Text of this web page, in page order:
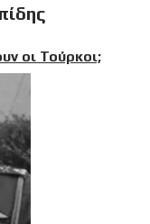
οι Τούρκοι;